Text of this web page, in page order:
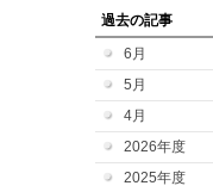
過去の記事
6月
5月
4月
2026年度
2025年度